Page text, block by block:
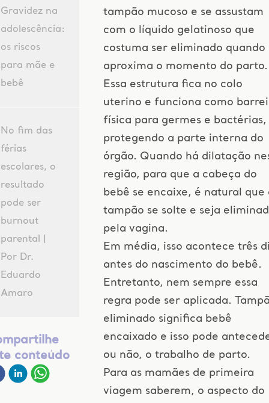
Gravidez na
adolescência:
os riscos
para mãe e
bebê
No fim das
férias
escolares, o
resultado
pode ser
burnout
parental |
Por Dr.
Eduardo
Amaro
conteúdo
tampão mucoso e se assustam
com o líquido gelatinoso que
costuma ser eliminado quando
aproxima o momento do parto.
Essa estrutura fica no colo
uterino e funciona como
física para germes e bactérias,
protegendo a parte interna do
órgão. Quando há dilatação
região, para que a cabeça do
bebê se encaixe, é natural que
tampão se solte e seja
pela vagina.
Em média, isso acontece três
antes do nascimento do bebê.
Entretanto, nem sempre essa
regra pode ser aplicada.
eliminado significa bebê
encaixado e isso pode
ou não, o trabalho de parto.
Para as mamães de primeira
viagem saberem, o aspecto do